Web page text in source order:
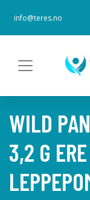
info@teres.no
WILD
3,2 G